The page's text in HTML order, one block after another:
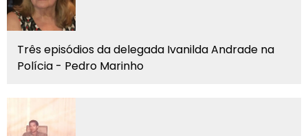
Três episódios da delegada Ivanilda Andrade na
Polícia - Pedro Marinho